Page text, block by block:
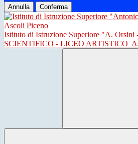
Annulla Conferma
Istituto di Istruzione Superiore "A.
SCIENTIFICO - LICEO ARTISTICO